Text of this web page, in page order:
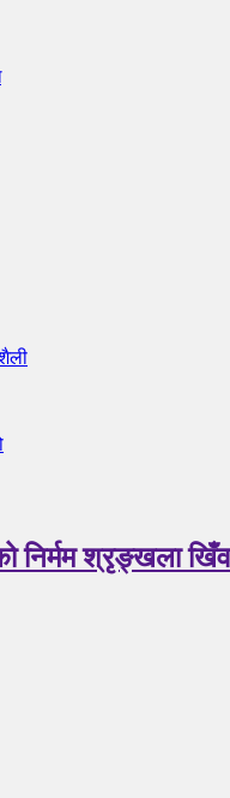
निर्मम श्रृङ्खला